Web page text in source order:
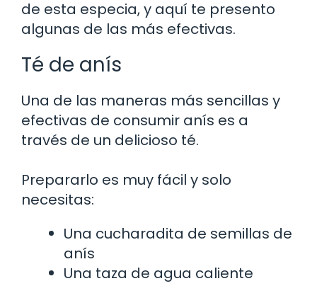
de esta especia, y aquí te presento
algunas de las más efectivas.
Té de anís
Una de las maneras más sencillas y
efectivas de consumir anís es a
través de un delicioso té.
Prepararlo es muy fácil y solo
necesitas:
Una cucharadita de semillas de
anís
Una taza de agua caliente